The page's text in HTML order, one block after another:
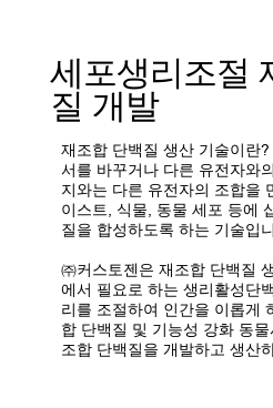
세포생리조절
질 개발
재조합 단백질 생산 기술이란
서를 바꾸거나 다른 유전자와
지와는 다른 유전자의 조합을
이스트, 식물, 동물 세포 등에
질을 합성하도록 하는 기술입
㈜커스토젠은 재조합 단백질
에서 필요로 하는 생리활성단
리를 조절하여 인간을 이롭게
합 단백질 및 기능성 강화 동
조합 단백질을 개발하고 생산